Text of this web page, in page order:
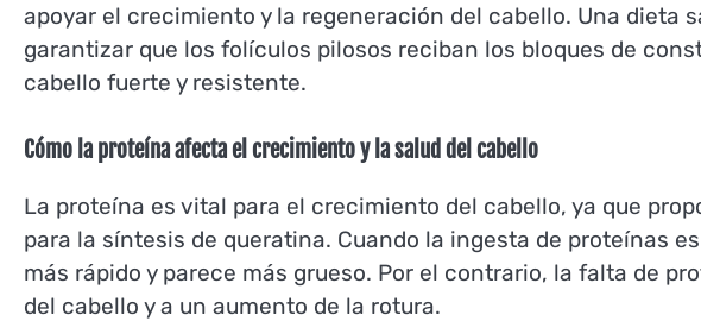
apoyar el crecimiento y la regeneración del cabello. Una dieta
garantizar que los folículos pilosos reciban los bloques de
cabello fuerte y resistente.
Cómo la proteína afecta el crecimiento y la salud del cabello
La proteína es vital para el crecimiento del cabello, ya que
para la síntesis de queratina. Cuando la ingesta de proteínas
más rápido y parece más grueso. Por el contrario, la falta de
del cabello y a un aumento de la rotura.